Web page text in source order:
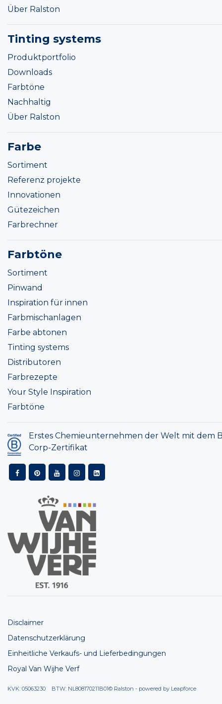
Über Ralston
Tinting systems
Produktportfolio
Downloads
Farbtöne
Nachhaltig
Über Ralston
Farbe
Sortiment
Referenz projekte
Innovationen
Gütezeichen
Farbrechner
Farbtöne
Sortiment
Pinwand
Inspiration für innen
Farbmischanlagen
Farbe abtonen
Tinting systems
Distributoren
Farbrezepte
Your Style Inspiration
Farbtöne
Erstes Chemieunternehmen der Welt mit dem
Corp-Zertifikat
Disclaimer
Datenschutzerklärung
Einheitliche Verkaufs- und Lieferbedingungen
Royal Van Wijhe Verf
KVK: 05063230 BTW: NL808170211B01© Ralston - powered by Leapforce